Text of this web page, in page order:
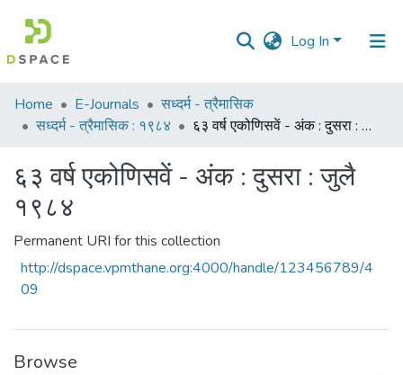
Log In
Communities
&
All of DSpace
Home E-Journals
सध्दर्म - त्रैमासिक
सध्दर्म - त्रैमासिक : १९८४
६३ वर्ष एकोणिसवें - अंक : दुसरा : जुलै १९८४
६३ वर्ष एकोणिसवें - अंक : दुसरा : जुलै
१९८४
Permanent URI for this collection
http://dspace.vpmthane.org:4000/handle/123456789/4
09
Browse